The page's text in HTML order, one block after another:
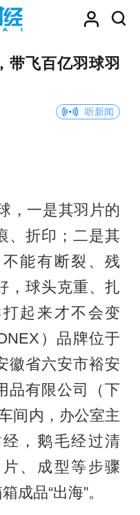
带飞百亿羽球羽
听新闻
，一是其羽片的
、折印；二是其
能有断裂、残
，球头克重、扎
起来才不会变
）品牌位于
徽省六安市裕安
品有限公司（下
间内，办公室主
，鹅毛经过清
、成型等步骤
成品“出海”。